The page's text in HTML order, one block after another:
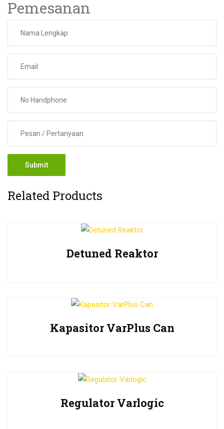
Pemesanan
Related Products
Detuned Reaktor
Kapasitor VarPlus Can
Regulator Varlogic